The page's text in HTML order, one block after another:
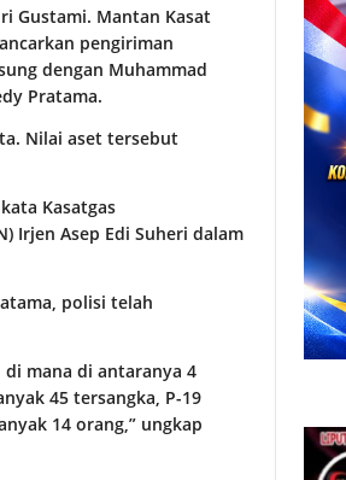
Gustami. Mantan Kasat
pengiriman
dengan Muhammad
Pratama.
Nilai aset tersebut
Kasatgas
Irjen Asep Edi Suheri dalam
polisi telah
di mana di antaranya 4
45 tersangka, P-19
14 orang,” ungkap